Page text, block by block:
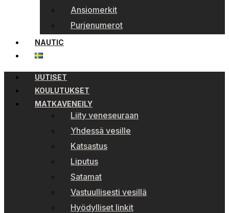
Ansiomerkit
Purjenumerot
NAUTIC
UUTISET
KOULUTUKSET
MATKAVENEILY
Liity veneseuraan
Yhdessä vesille
Katsastus
Liputus
Satamat
Vastuullisesti vesillä
Hyödylliset linkit